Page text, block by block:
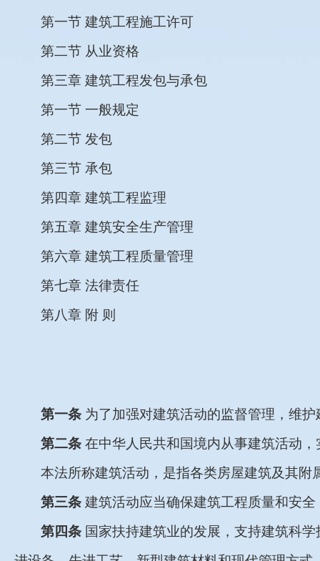
第一节 建筑工程施工许可
第二节 从业资格
第三章 建筑工程发包与承包
第一节 一般规定
第二节 发包
第三节 承包
第四章 建筑工程监理
第五章 建筑安全生产管理
第六章 建筑工程质量管理
第七章 法律责任
第八章 附 则
第一条 为了加强对建筑活动的监督管理，维
第二条 在中华人民共和国境内从事建筑活动
本法所称建筑活动，是指各类房屋建筑及其
第三条 建筑活动应当确保建筑工程质量和安
第四条 国家扶持建筑业的发展，支持建筑科